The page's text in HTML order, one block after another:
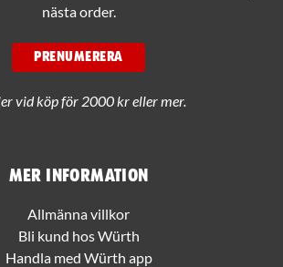
Mer information
Allmänna villkor
Bli kund hos Würth
Handla med Würth app
nästa order.
PRENUMERERA
vid köp för 2000 kr eller mer.